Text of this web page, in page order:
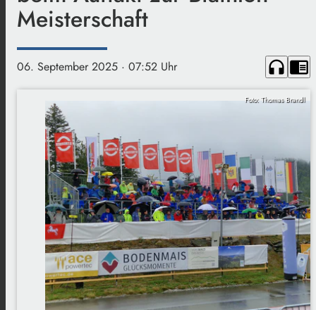
Meisterschaft
06. September 2025 · 07:52 Uhr headphones chrome_reader_mode
Foto: Thomas Brandl